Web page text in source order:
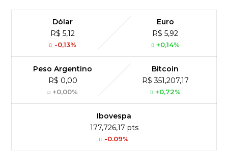
Dólar
R$ 5,12
-0,13%
Euro
R$ 5,92
+0,14%
Peso Argentino
R$ 0,00
+0,00%
Bitcoin
R$ 351,207,17
+0,72%
Ibovespa
177,726,17 pts
-0.09%